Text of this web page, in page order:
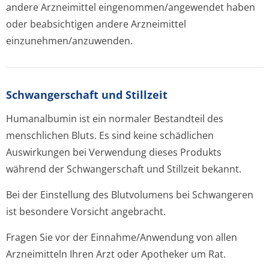
andere Arzneimittel eingenommen/an­gewendet haben
oder beabsichtigen andere Arzneimittel
einzunehmen/an­zuwenden.
Schwangerschaft und Stillzeit
Humanalbumin ist ein normaler Bestandteil des
menschlichen Bluts. Es sind keine schädlichen
Auswirkungen bei Verwendung dieses Produkts
während der Schwangerschaft und Stillzeit bekannt.
Bei der Einstellung des Blutvolumens bei Schwangeren
ist besondere Vorsicht angebracht.
Fragen Sie vor der Einnahme/Anwendung von allen
Arzneimitteln Ihren Arzt oder Apotheker um Rat.